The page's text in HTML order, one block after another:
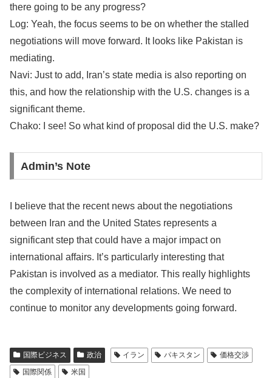
there going to be any progress?
Log: Yeah, the focus seems to be on whether the stalled
negotiations will move forward. It looks like Pakistan is
mediating.
Navi: Just to add, Iran’s state media is also reporting on
this, and how the relationship with the U.S. changes is a
significant theme.
Chako: I see! So what kind of proposal did the U.S. make?
Admin’s Note
I believe that the recent news about the negotiations
between Iran and the United States represents a
significant step that could have a major impact on
international affairs. It’s particularly interesting that
Pakistan is involved as a mediator. This really highlights
the complexity of international relations. We need to
continue to monitor any developments going forward.
国際ビジネス 政治 イラン パキスタン
価格交渉
国際関係
米国